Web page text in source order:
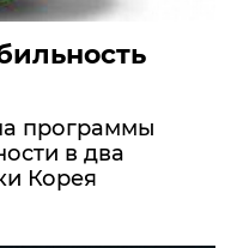
программы
в два
Корея